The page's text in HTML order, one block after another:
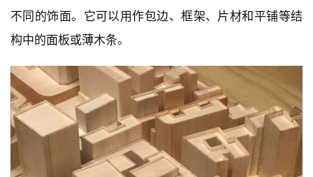
不同的饰面。它可以用作包边、框架、片材和平铺等结
构中的面板或薄木条。